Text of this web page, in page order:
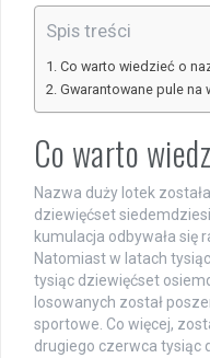
Spis treści
Co warto wiedzieć o
Gwarantowane pule na
Co warto
Nazwa duży lotek
dziewięćset
kumulacja odbywała się
Natomiast w latach
tysiąc dziewięćset
losowanych został
sportowe. Co więcej,
drugiego czerwca tysiąc